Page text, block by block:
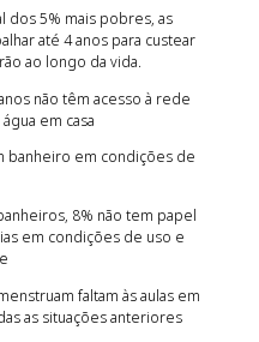
dos 5% mais pobres, as
até 4 anos para custear
ao longo da vida.
não têm acesso à rede
em casa
banheiro em condições de
8% não tem papel
em condições de uso e
faltam às aulas em
as situações anteriores